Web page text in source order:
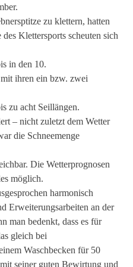
zu klettern, hatten
Klettersports scheuten sich
in den 10.
ihren ein bzw. zwei
zu acht Seillängen.
– nicht zuletzt dem Wetter
die Schneemenge
Die Wetterprognosen
möglich.
harmonisch
Erweiterungsarbeiten an der
man bedenkt, dass es für
gleich bei
Waschbecken für 50
seiner guten Bewirtung und